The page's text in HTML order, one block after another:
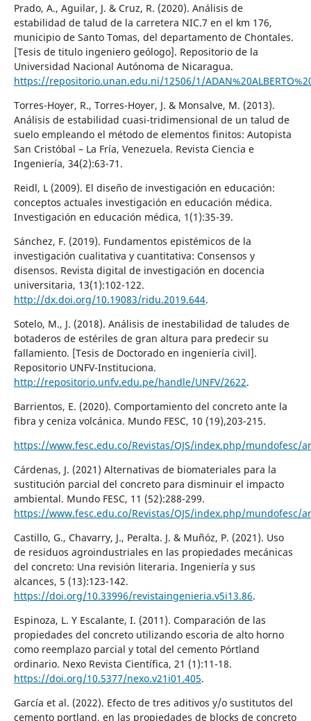
Prado, A., Aguilar, J. & Cruz, R. (2020). Análisis de
estabilidad de talud de la carretera NIC.7 en el km 176,
municipio de Santo Tomas, del departamento de Chontales.
[Tesis de titulo ingeniero geólogo]. Repositorio de la
Universidad Nacional Autónoma de Nicaragua.
https://repositorio.unan.edu.ni/12506/1/
Torres-Hoyer, R., Torres-Hoyer, J. & Monsalve, M. (2013).
Análisis de estabilidad cuasi-tridimensional de un talud de
suelo empleando el método de elementos finitos: Autopista
San Cristóbal – La Fría, Venezuela. Revista Ciencia e
Ingeniería, 34(2):63-71.
Reidl, L (2009). El diseño de investigación en educación:
conceptos actuales investigación en educación médica.
Investigación en educación médica, 1(1):35-39.
Sánchez, F. (2019). Fundamentos epistémicos de la
investigación cualitativa y cuantitativa: Consensos y
disensos. Revista digital de investigación en docencia
universitaria, 13(1):102-122.
http://dx.doi.org/10.19083/ridu.2019.644.
Sotelo, M., J. (2018). Análisis de inestabilidad de taludes de
botaderos de estériles de gran altura para predecir su
fallamiento. [Tesis de Doctorado en ingeniería civil].
Repositorio UNFV-Instituciona.
http://repositorio.unfv.edu.pe/handle/UNFV/2622.
Barrientos, E. (2020). Comportamiento del concreto ante la
fibra y ceniza volcánica. Mundo FESC, 10 (19),203-215.
https://www.fesc.edu.co/Revistas/OJS/index.php/mundofesc/
Cárdenas, J. (2021) Alternativas de biomateriales para la
sustitución parcial del concreto para disminuir el impacto
ambiental. Mundo FESC, 11 (52):288-299.
https://www.fesc.edu.co/Revistas/OJS/index.php/mundofesc/
Castillo, G., Chavarry, J., Peralta. J. & Muñóz, P. (2021). Uso
de residuos agroindustriales en las propiedades mecánicas
del concreto: Una revisión literaria. Ingeniería y sus
alcances, 5 (13):123-142.
https://doi.org/10.33996/revistaingenieria.v5i13.86.
Espinoza, L. Y Escalante, I. (2011). Comparación de las
propiedades del concreto utilizando escoria de alto horno
como reemplazo parcial y total del cemento Pórtland
ordinario. Nexo Revista Científica, 21 (1):11-18.
https://doi.org/10.5377/nexo.v21i01.405.
García et al. (2022). Efecto de tres aditivos y/o sustitutos del
cemento portland, en las propiedades de blocks de concreto